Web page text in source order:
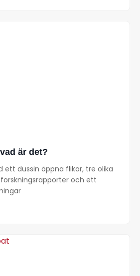
är det?
ett dussin öppna flikar, tre olika
och ett